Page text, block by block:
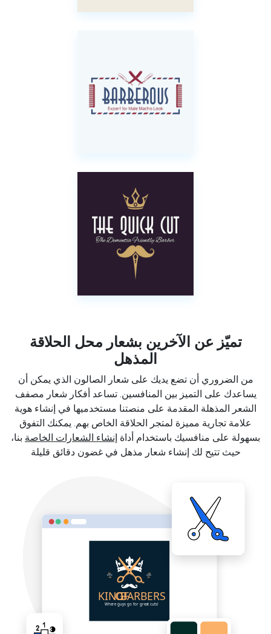
تميّز عن الآخرين بشعار محل الحلاقة
المذهل
من الضروري أن تضع يديك على شعار الصالون الذي يمكن أن
يساعدك على التميز بين المنافسين. تساعد أفكار شعار مصفف
الشعر المذهلة المقدمة على منصتنا مستخدميها في إنشاء هوية
علامة تجارية مميزة لمتجر الحلاقة الخاص بهم. يمكنك التفوق
بسهولة على منافسيك باستخدام أداة إنشاء الشعارات الخاصة بنا،
حيث تتيح لك إنشاء شعار مذهل في غضون دقائق قليلة